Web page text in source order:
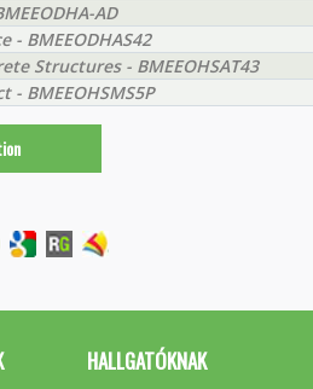
AD
- BMEEODHAS42
Structures - BMEEOHSAT43
BMEEOHSMS5P
HALLGATÓKNAK